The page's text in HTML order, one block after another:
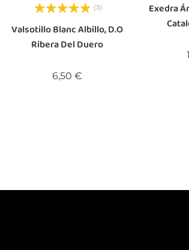
(3)
Valsotillo Blanc Albillo, D.O
Ribera Del Duero
6,50 €
Exedra